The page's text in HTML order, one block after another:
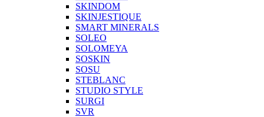
SKINDOM
SKINJESTIQUE
SMART MINERALS
SOLEO
SOLOMEYA
SOSKIN
SOSU
STEBLANC
STUDIO STYLE
SURGI
SVR